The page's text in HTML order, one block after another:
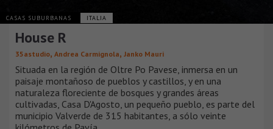
CASAS SUBURBANAS ITALIA
House R
35astudio, Andrea Carmignola, Janko Mauri
Situada en la región de Oltre Po Pavese, inmersa en un
paisaje montañoso de pueblos y castillos, y en una
naturaleza floreciente de bosques y grandes áreas
cultivadas, Casa D'Agosto, un pequeño pueblo, es parte del
municipio Valverde de 315 habitantes, a sólo veinte